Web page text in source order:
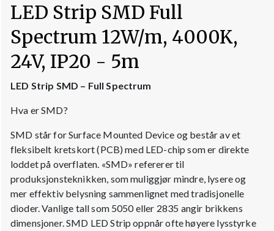
LED Strip SMD Full
Spectrum 12W/m, 4000K,
24V, IP20 - 5m
LED Strip SMD – Full Spectrum
Hva er SMD?
SMD står for Surface Mounted Device og består av et
fleksibelt kretskort (PCB) med LED-chip som er direkte
loddet på overflaten. «SMD» refererer til
produksjonsteknikken, som muliggjør mindre, lysere og
mer effektiv belysning sammenlignet med tradisjonelle
dioder. Vanlige tall som 5050 eller 2835 angir brikkens
dimensjoner. SMD LED Strip oppnår ofte høyere lysstyrke